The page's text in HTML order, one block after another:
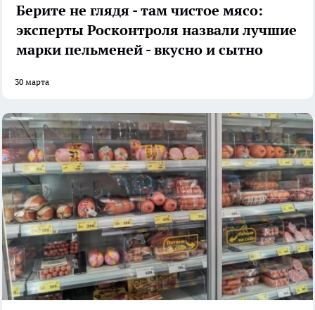
Берите не глядя - там чистое мясо:
эксперты Росконтроля назвали лучшие
марки пельменей - вкусно и сытно
30 марта